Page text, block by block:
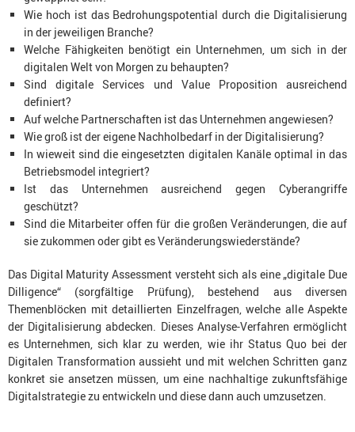
Wie hoch ist das Bedrohungspotential durch die Digitalisierung
in der jeweiligen Branche?
Welche Fähigkeiten benötigt ein Unternehmen, um sich in der
digitalen Welt von Morgen zu behaupten?
Sind digitale Services und Value Proposition ausreichend
definiert?
Auf welche Partnerschaften ist das Unternehmen angewiesen?
Wie groß ist der eigene Nachholbedarf in der Digitalisierung?
In wieweit sind die eingesetzten digitalen Kanäle optimal in das
Betriebsmodel integriert?
Ist das Unternehmen ausreichend gegen Cyberangriffe
geschützt?
Sind die Mitarbeiter offen für die großen Veränderungen, die auf
sie zukommen oder gibt es Veränderungswiederstände?
Das Digital Maturity Assessment versteht sich als eine „digitale Due
Dilligence“ (sorgfältige Prüfung), bestehend aus diversen
Themenblöcken mit detaillierten Einzelfragen, welche alle Aspekte
der Digitalisierung abdecken. Dieses Analyse-Verfahren ermöglicht
es Unternehmen, sich klar zu werden, wie ihr Status Quo bei der
Digitalen Transformation aussieht und mit welchen Schritten ganz
konkret sie ansetzen müssen, um eine nachhaltige zukunftsfähige
Digitalstrategie zu entwickeln und diese dann auch umzusetzen.